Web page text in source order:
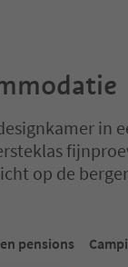
in
op de
pensions